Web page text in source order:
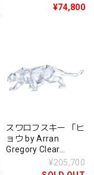
¥74,800
スワロフスキー 「ヒ
ョウ by Arran
Gregory Clear
Crystal」5384968
¥205,700